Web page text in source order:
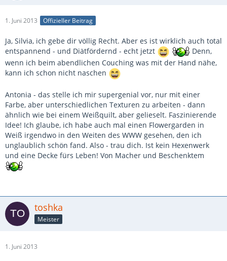
1. Juni 2013 Offizieller Beitrag
Ja, Silvia, ich gebe dir völlig Recht. Aber es ist wirklich auch total
entspannend - und Diätfördernd - echt jetzt
Denn,
wenn ich beim abendlichen Couching was mit der Hand nähe,
kann ich schon nicht naschen
Antonia - das stelle ich mir supergenial vor, nur mit einer
Farbe, aber unterschiedlichen Texturen zu arbeiten - dann
ähnlich wie bei einem Weißquilt, aber gelieselt. Faszinierende
Idee! Ich glaube, ich habe auch mal einen Flowergarden in
Weiß irgendwo in den Weiten des WWW gesehen, den ich
unglaublich schön fand. Also - trau dich. Ist kein Hexenwerk
und eine Decke fürs Leben! Von Macher und Beschenktem
toshka
Meister
1. Juni 2013